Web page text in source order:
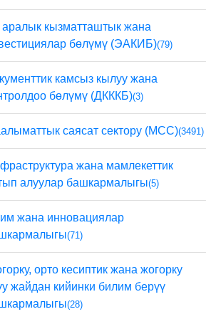
кызматташтык жана
бөлүмү (ЭАКИБ)(79)
камсыз кылуу жана
бөлүмү (ДКККБ)(3)
саясат сектору (МСС)(3491)
жана мамлекеттик
алуулар башкармалыгы(5)
жана инновациялар
(71)
орто кесиптик жана жогорку
жайдан кийинки билим берүү
(28)